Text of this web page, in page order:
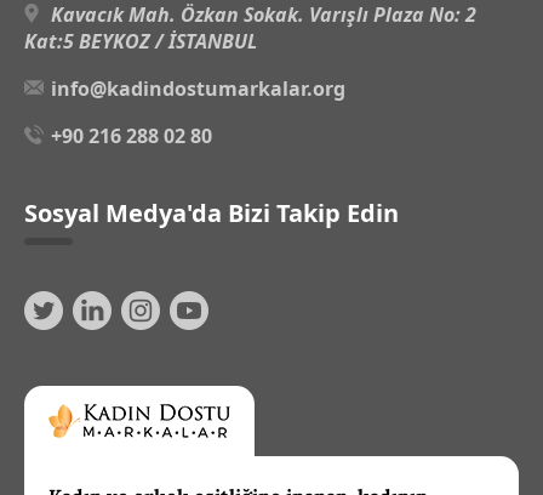
Kavacık Mah. Özkan Sokak. Varışlı Plaza No: 2
Kat:5 BEYKOZ / İSTANBUL
info@kadindostumarkalar.org
+90 216 288 02 80
Sosyal Medya'da Bizi Takip Edin